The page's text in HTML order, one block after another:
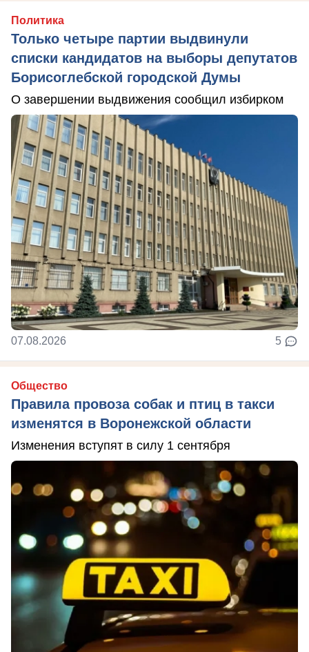
Политика
Только четыре партии выдвинули
списки кандидатов на выборы депутатов
Борисоглебской городской Думы
О завершении выдвижения сообщил избирком
07.08.2026 5
Общество
Правила провоза собак и птиц в такси
изменятся в Воронежской области
Изменения вступят в силу 1 сентября